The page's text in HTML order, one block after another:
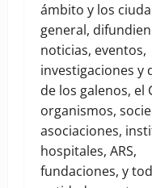
ámbito y los
general,
noticias, eventos,
investigaciones y
de los galenos, el
organismos,
asociaciones,
hospitales, ARS,
fundaciones, y